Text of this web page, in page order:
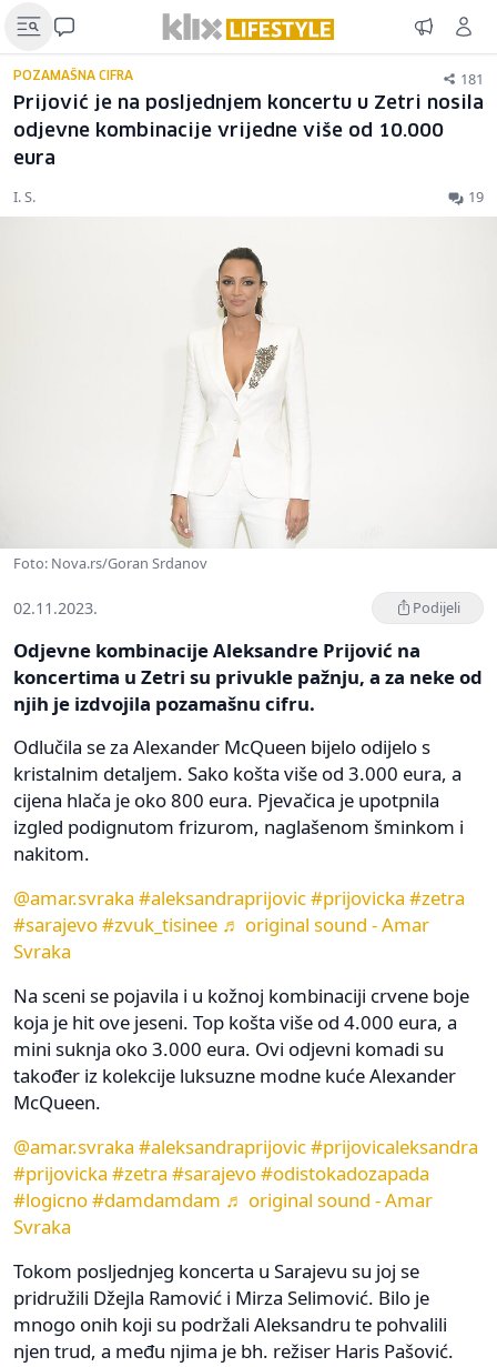
POZAMAŠNA CIFRA 181
Prijović je na posljednjem koncertu u Zetri nosila
odjevne kombinacije vrijedne više od 10.000
eura
I. S. 19
Foto: Nova.rs/Goran Srdanov
02.11.2023. Podijeli
Odjevne kombinacije Aleksandre Prijović na
koncertima u Zetri su privukle pažnju, a za neke od
njih je izdvojila pozamašnu cifru.
Odlučila se za Alexander McQueen bijelo odijelo s
kristalnim detaljem. Sako košta više od 3.000 eura, a
cijena hlača je oko 800 eura. Pjevačica je upotpnila
izgled podignutom frizurom, naglašenom šminkom i
nakitom.
@amar.svraka #aleksandraprijovic#prijovicka #zetra
#sarajevo#zvuk_tisinee ♬ original sound - Amar
Svraka
Na sceni se pojavila i u kožnoj kombinaciji crvene boje
koja je hit ove jeseni. Top košta više od 4.000 eura, a
mini suknja oko 3.000 eura. Ovi odjevni komadi su
također iz kolekcije luksuzne modne kuće Alexander
McQueen.
@amar.svraka #aleksandraprijovic#prijovicaleksandra
#prijovicka #zetra #sarajevo#odistokadozapada
#logicno#damdamdam ♬ original sound - Amar
Svraka
Tokom posljednjeg koncerta u Sarajevu su joj se
pridružili Džejla Ramović i Mirza Selimović. Bilo je
mnogo onih koji su podržali Aleksandru te pohvalili
njen trud, a među njima je bh. režiser Haris Pašović.